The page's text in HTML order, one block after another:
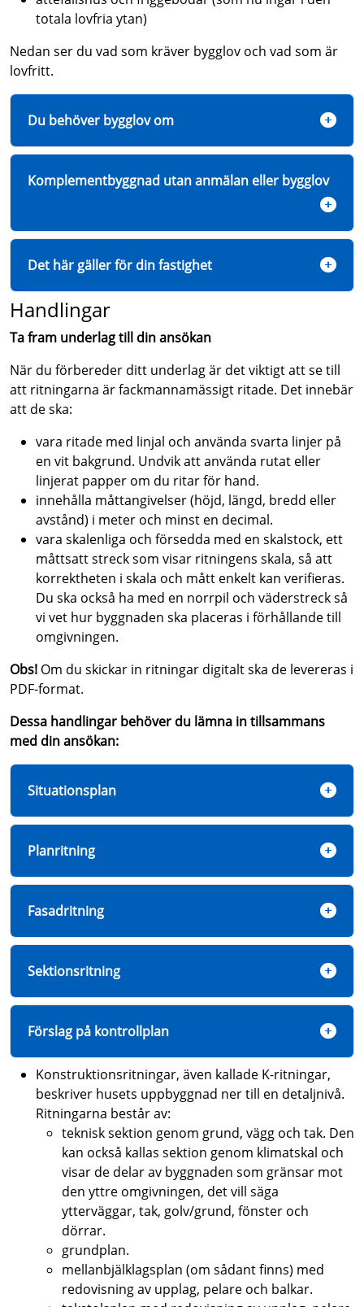
totala lovfria ytan)
Nedan ser du vad som kräver bygglov och vad som är
lovfritt.
Du behöver bygglov om
Komplementbyggnad utan anmälan eller bygglov
Det här gäller för din fastighet
Handlingar
Ta fram underlag till din ansökan
När du förbereder ditt underlag är det viktigt att se till
att ritningarna är fackmannamässigt ritade. Det innebär
att de ska:
vara ritade med linjal och använda svarta linjer på
en vit bakgrund. Undvik att använda rutat eller
linjerat papper om du ritar för hand.
innehålla måttangivelser (höjd, längd, bredd eller
avstånd) i meter och minst en decimal.
vara skalenliga och försedda med en skalstock, ett
måttsatt streck som visar ritningens skala, så att
korrektheten i skala och mått enkelt kan verifieras.
Du ska också ha med en norrpil och väderstreck så
vi vet hur byggnaden ska placeras i förhållande till
omgivningen.
Obs! Om du skickar in ritningar digitalt ska de levereras i
PDF-format.
Dessa handlingar behöver du lämna in tillsammans
med din ansökan:
Situationsplan
Planritning
Fasadritning
Sektionsritning
Förslag på kontrollplan
Konstruktionsritningar, även kallade K-ritningar,
beskriver husets uppbyggnad ner till en detaljnivå.
Ritningarna består av:
teknisk sektion genom grund, vägg och tak. Den
kan också kallas sektion genom klimatskal och
visar de delar av byggnaden som gränsar mot
den yttre omgivningen, det vill säga
ytterväggar, tak, golv/grund, fönster och
dörrar.
grundplan.
mellanbjälklagsplan (om sådant finns) med
redovisning av upplag, pelare och balkar.